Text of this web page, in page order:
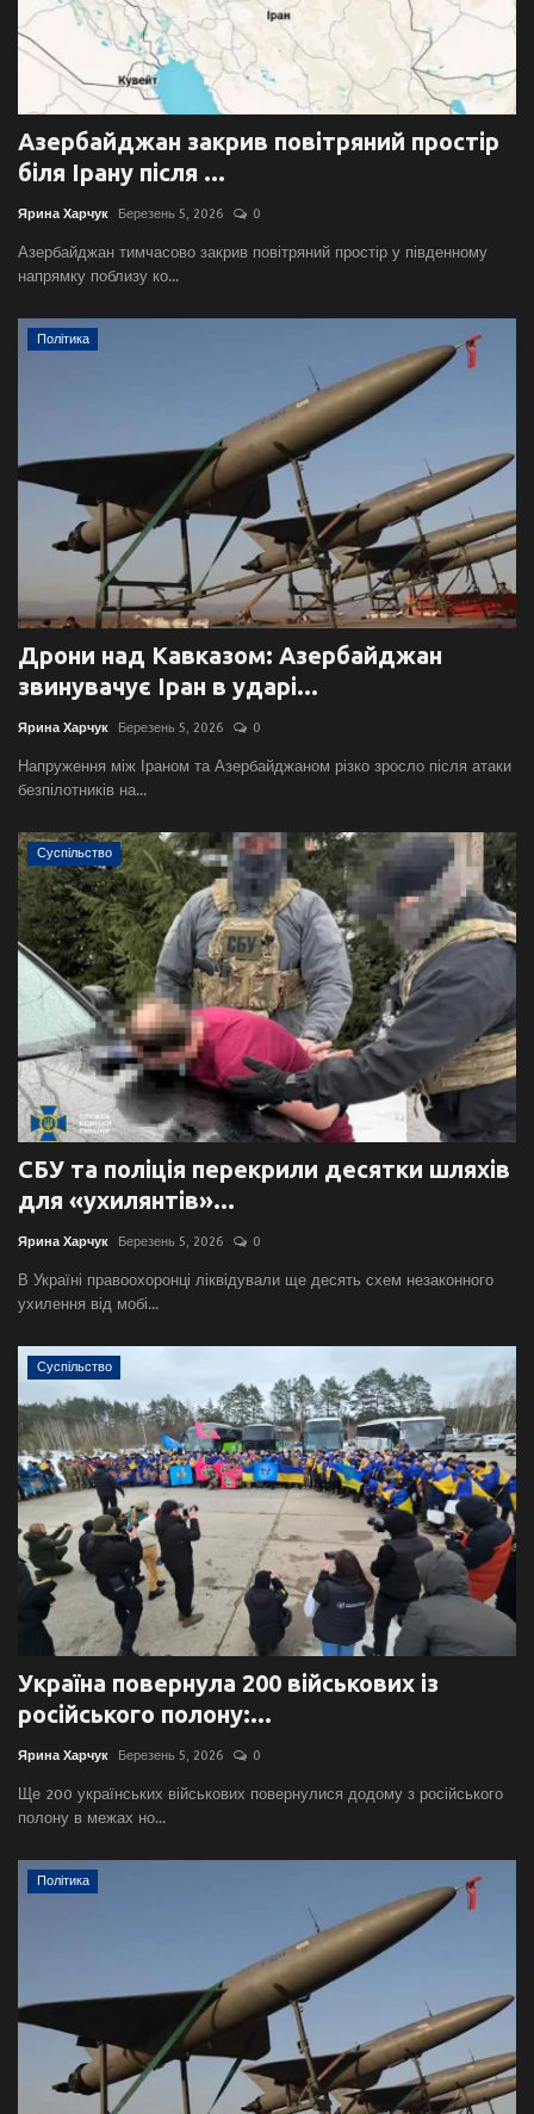
Азербайджан закрив повітряний простір
біля Ірану після ...
Ярина Харчук Березень 5, 2026 0
Азербайджан тимчасово закрив повітряний простір у південному
напрямку поблизу ко...
Політика
Дрони над Кавказом: Азербайджан
звинувачує Іран в ударі...
Ярина Харчук Березень 5, 2026 0
Напруження між Іраном та Азербайджаном різко зросло після атаки
безпілотників на...
Суспільство
СБУ та поліція перекрили десятки шляхів
для «ухилянтів»...
Ярина Харчук Березень 5, 2026 0
В Україні правоохоронці ліквідували ще десять схем незаконного
ухилення від мобі...
Суспільство
Україна повернула 200 військових із
російського полону:...
Ярина Харчук Березень 5, 2026 0
Ще 200 українських військових повернулися додому з російського
полону в межах но...
Політика